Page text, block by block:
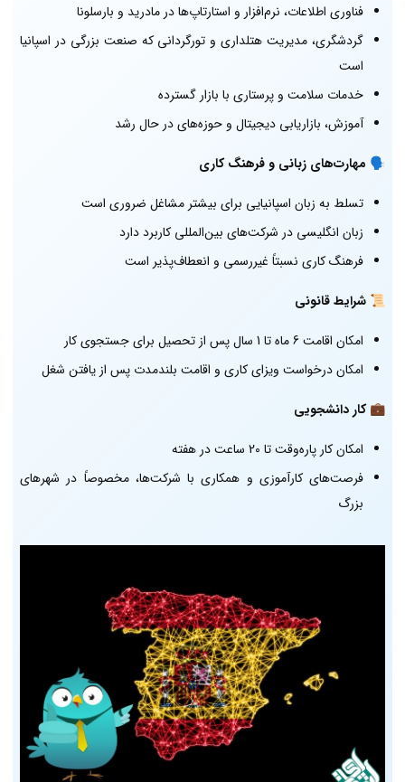
فناوری اطلاعات، نرم‌افزار و استارتاپ‌ها در مادرید و بارسلونا
گردشگری، مدیریت هتلداری و تورگردانی که صنعت بزرگی در اسپانیا
است
خدمات سلامت و پرستاری با بازار گسترده
آموزش، بازاریابی دیجیتال و حوزه‌های در حال رشد
🗣️ مهارت‌های زبانی و فرهنگ کاری
تسلط به زبان اسپانیایی برای بیشتر مشاغل ضروری است
زبان انگلیسی در شرکت‌های بین‌المللی کاربرد دارد
فرهنگ کاری نسبتاً غیررسمی و انعطاف‌پذیر است
📜 شرایط قانونی
امکان اقامت 6 ماه تا 1 سال پس از تحصیل برای جستجوی کار
امکان درخواست ویزای کاری و اقامت بلندمدت پس از یافتن شغل
💼کار دانشجویی
امکان کار پاره‌وقت تا 20 ساعت در هفته
فرصت‌های کارآموزی و همکاری با شرکت‌ها، مخصوصاً در شهرهای
بزرگ